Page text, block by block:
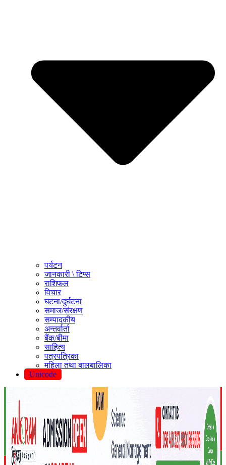
पर्यटन
जानकारी \ टिप्स
राशिफल
विचार
घटना/दुर्घटना
समाज/संरक्षण
सम्पादकीय
अन्तर्वार्ता
बैंक/बीमा
साहित्य
पत्रपत्रिका
महिला तथा बालबालिका
Unicode